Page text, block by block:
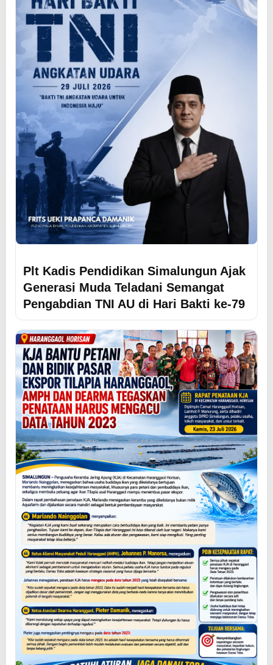
Plt Kadis Pendidikan Simalungun Ajak
Generasi Muda Teladani Semangat
Pengabdian TNI AU di Hari Bakti ke-79